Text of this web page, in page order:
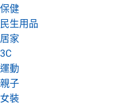
保健
民生用品
居家
3C
運動
親子
女裝